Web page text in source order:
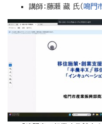
講師：藤瀬 藏 氏（ 鳴門